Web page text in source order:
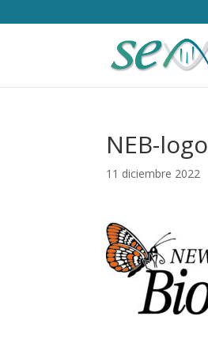
NEB-logo
11 diciembre 2022